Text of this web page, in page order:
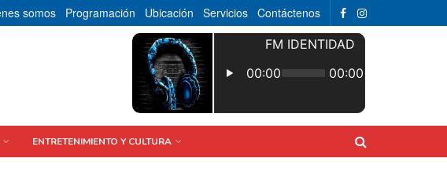
somos Programación Ubicación Servicios Contáctenos
ENTRETENIMIENTO Y CULTURA